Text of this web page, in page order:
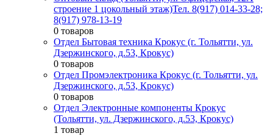
строение 1 цокольный этаж)Тел. 8(917) 014-33-28;
8(917) 978-13-19
0 товаров
Отдел Бытовая техника Крокус (г. Тольятти, ул.
Дзержинского, д.53, Крокус)
0 товаров
Отдел Промэлектроника Крокус (г. Тольятти, ул.
Дзержинского, д.53, Крокус)
0 товаров
Отдел Электронные компоненты Крокус
(Тольятти, ул. Дзержинского, д.53, Крокус)
1 товар